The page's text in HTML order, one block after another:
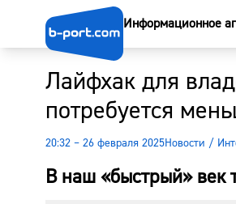
Информационное
Лайфхак для
потребуется
20:32 – 26 февраля 2025Новости /
В наш «быстрый» век